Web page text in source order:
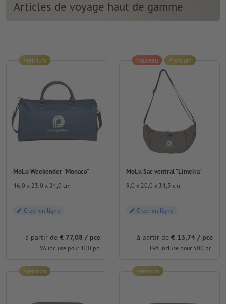
Articles de voyage haut de gamme
MoLu Weekender "Monaco"
46,0 x 23,0 x 24,0 cm
Créer en ligne
à partir de € 77,08 / pce
TVA incluse pour 100 pc.
Premium
MoLu Sac ventral "Limeira"
9,0 x 20,0 x 34,5 cm
Créer en ligne
à partir de € 13,74 / pce
TVA incluse pour 500 pc.
nouveau Premium
Premium Premium